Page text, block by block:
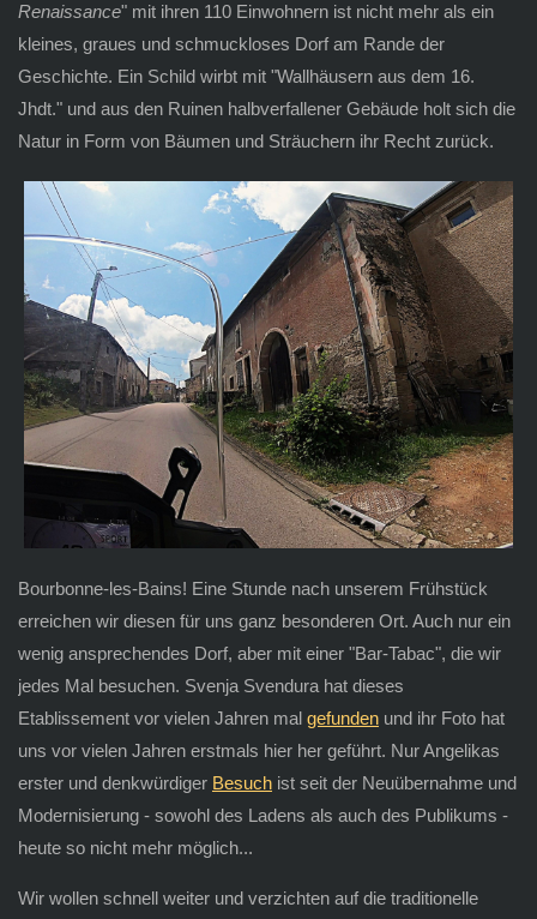
Renaissance" mit ihren 110 Einwohnern ist nicht mehr als ein
kleines, graues und schmuckloses Dorf am Rande der
Geschichte. Ein Schild wirbt mit "Wallhäusern aus dem 16.
Jhdt." und aus den Ruinen halbverfallener Gebäude holt sich die
Natur in Form von Bäumen und Sträuchern ihr Recht zurück.
Bourbonne-les-Bains! Eine Stunde nach unserem Frühstück
erreichen wir diesen für uns ganz besonderen Ort. Auch nur ein
wenig ansprechendes Dorf, aber mit einer "Bar-Tabac", die wir
jedes Mal besuchen. Svenja Svendura hat dieses
Etablissement vor vielen Jahren mal gefundenund ihr Foto hat
uns vor vielen Jahren erstmals hier her geführt. Nur Angelikas
erster und denkwürdiger Besuchist seit der Neuübernahme und
Modernisierung - sowohl des Ladens als auch des Publikums -
heute so nicht mehr möglich...
Wir wollen schnell weiter und verzichten auf die traditionelle